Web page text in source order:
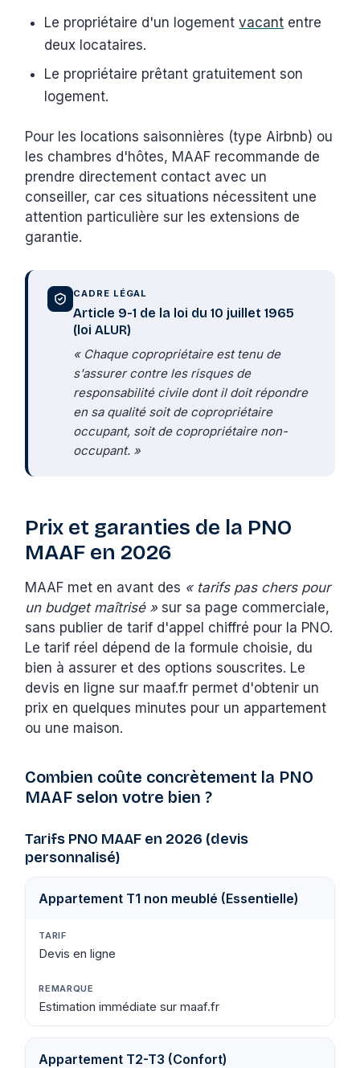
Le propriétaire d'un logementvacant entre
deux locataires.
Le propriétaire prêtant gratuitement son
logement.
Pour les locations saisonnières (type Airbnb) ou
les chambres d'hôtes, MAAF recommande de
prendre directement contact avec un
conseiller, car ces situations nécessitent une
attention particulière sur les extensions de
garantie.
CADRE LÉGAL
Article 9-1 de la loi du 10 juillet 1965
(loi ALUR)
« Chaque copropriétaire est tenu de
s'assurer contre les risques de
responsabilité civile dont il doit répondre
en sa qualité soit de copropriétaire
occupant, soit de copropriétaire non-
occupant. »
Prix et garanties de la PNO
MAAF en 2026
MAAF met en avant des « tarifs pas chers pour
un budget maîtrisé »sur sa page commerciale,
sans publier de tarif d'appel chiffré pour la PNO.
Le tarif réel dépend de la formule choisie, du
bien à assurer et des options souscrites. Le
devis en ligne sur maaf.fr permet d'obtenir un
prix en quelques minutes pour un appartement
ou une maison.
Combien coûte concrètement la PNO
MAAF selon votre bien ?
Tarifs PNO MAAF en 2026 (devis
personnalisé)
Appartement T1 non meublé (Essentielle)
Devis en ligne
Estimation immédiate sur maaf.fr
Appartement T2-T3 (Confort)